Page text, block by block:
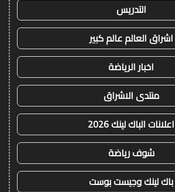
التدريس
اشراق العالم عالم كبير
اخبار الرياضة
منتدى الاشراق
اعلانات الباك لينك 2026
شوف رياضة
باك لينك وجيست بوست